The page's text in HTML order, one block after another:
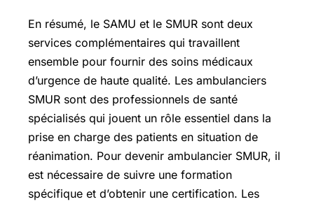
En résumé, le SAMU et le SMUR sont deux
services complémentaires qui travaillent
ensemble pour fournir des soins médicaux
d’urgence de haute qualité. Les ambulanciers
SMUR sont des professionnels de santé
spécialisés qui jouent un rôle essentiel dans la
prise en charge des patients en situation de
réanimation. Pour devenir ambulancier SMUR, il
est nécessaire de suivre une formation
spécifique et d’obtenir une certification. Les